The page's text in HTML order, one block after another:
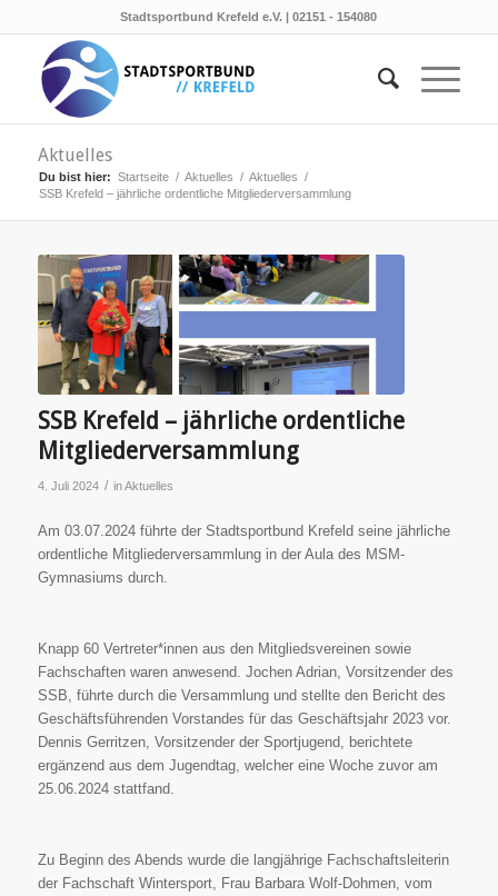
Stadtsportbund Krefeld e.V. | 02151 - 154080
Aktuelles
Du bist hier: Startseite / Aktuelles / Aktuelles /
SSB Krefeld – jährliche ordentliche Mitgliederversammlung
SSB Krefeld – jährliche ordentliche
Mitgliederversammlung
4. Juli 2024 / inAktuelles
Am 03.07.2024 führte der Stadtsportbund Krefeld seine jährliche
ordentliche Mitgliederversammlung in der Aula des MSM-
Gymnasiums durch.
Knapp 60 Vertreter*innen aus den Mitgliedsvereinen sowie
Fachschaften waren anwesend. Jochen Adrian, Vorsitzender des
SSB, führte durch die Versammlung und stellte den Bericht des
Geschäftsführenden Vorstandes für das Geschäftsjahr 2023 vor.
Dennis Gerritzen, Vorsitzender der Sportjugend, berichtete
ergänzend aus dem Jugendtag, welcher eine Woche zuvor am
25.06.2024 stattfand.
Zu Beginn des Abends wurde die langjährige Fachschaftsleiterin
der Fachschaft Wintersport, Frau Barbara Wolf-Dohmen, vom